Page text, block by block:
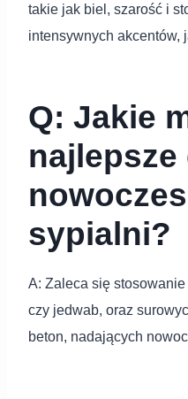
takie jak biel, szarość i
intensywnych akcentów,
Q: Jakie
najlepsze
sypialni?
A: Zaleca się stosowanie
czy jedwab, oraz
beton, nadających